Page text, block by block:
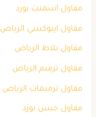
مقاول اسمنت بورد
مقاول ايبوكسي الرياض
مقاول بلاط الرياض
مقاول ترميم الرياض
مقاول ترميمات الرياض
مقاول جبس بورد